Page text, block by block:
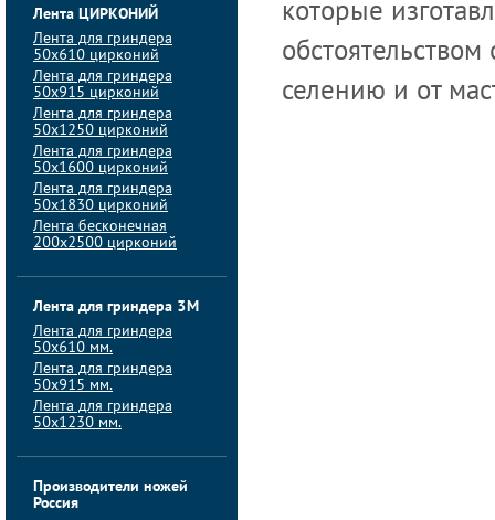
Лента ЦИРКОНИЙ
Лента для гриндера
50х610 цирконий
Лента для гриндера
50х915 цирконий
Лента для гриндера
50х1250 цирконий
Лента для гриндера
50х1600 цирконий
Лента для гриндера
50x1830 цирконий
Лента бесконечная
200х2500 цирконий
Лента для гриндера 3M
Лента для гриндера
50x610 мм.
Лента для гриндера
50x915 мм.
Лента для гриндера
50x1230 мм.
Производители ножей
Россия
которые
селению и от